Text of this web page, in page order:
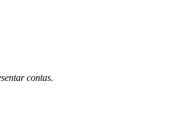
contas.